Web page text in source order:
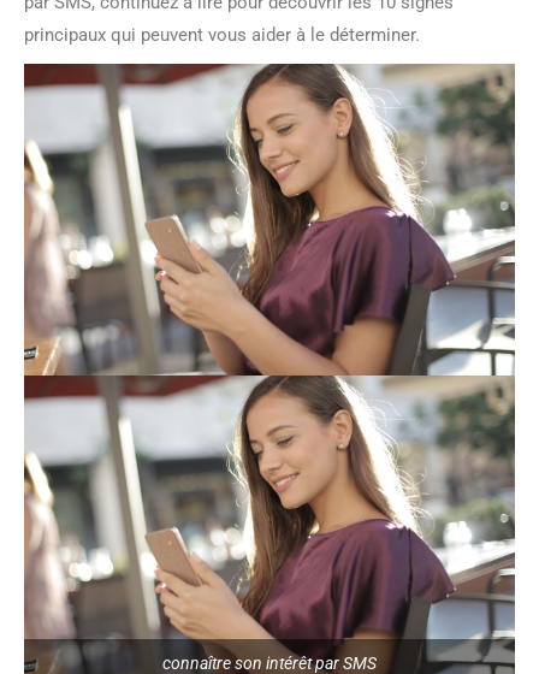
principaux qui peuvent vous aider à le déterminer.
connaître son intérêt par SMS